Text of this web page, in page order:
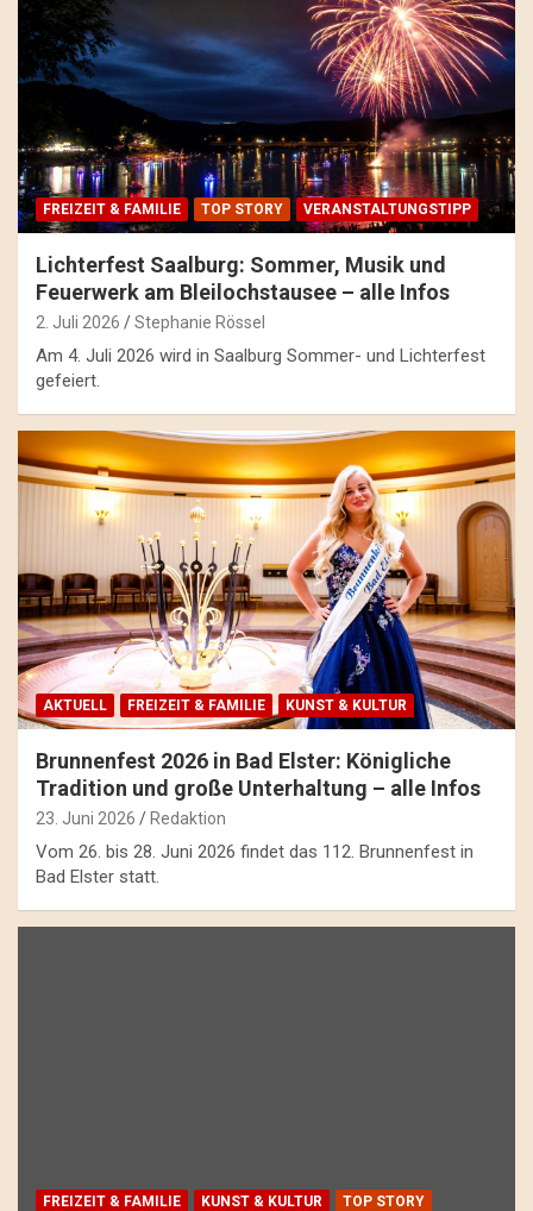
FREIZEIT & FAMILIE TOP STORY VERANSTALTUNGSTIPP
Lichterfest Saalburg: Sommer, Musik und
Feuerwerk am Bleilochstausee – alle Infos
2. Juli 2026 Stephanie Rössel
Am 4. Juli 2026 wird in Saalburg Sommer- und Lichterfest
gefeiert.
AKTUELL FREIZEIT & FAMILIE KUNST & KULTUR
Brunnenfest 2026 in Bad Elster: Königliche
Tradition und große Unterhaltung – alle Infos
23. Juni 2026 Redaktion
Vom 26. bis 28. Juni 2026 findet das 112. Brunnenfest in
Bad Elster statt.
FREIZEIT & FAMILIE KUNST & KULTUR TOP STORY